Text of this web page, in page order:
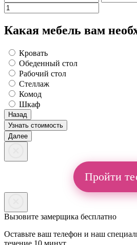
Какая мебель вам
Кровать
Обеденный стол
Рабочий стол
Стеллаж
Комод
Шкаф
Назад
Узнать стоимость
Далее
Пройти
Вызовите замерщика бесплатно
Оставьте ваш телефон и наш